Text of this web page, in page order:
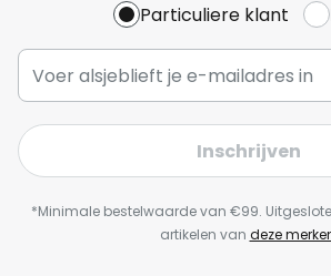
Particuliere klant
Inschrijven
*Minimale bestelwaarde van €99.
artikelen van deze